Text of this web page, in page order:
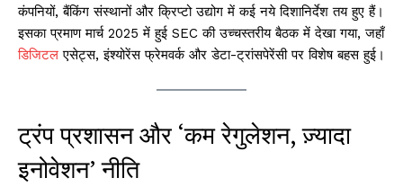
कंपनियों, बैंकिंग संस्थानों और क्रिप्टो उद्योग में कई नये दिशानिर्देश तय हुए हैं।
इसका प्रमाण मार्च 2025 में हुई SEC की उच्चस्तरीय बैठक में देखा गया, जहाँ
डिजिटल एसेट्स, इंश्योरेंस फ्रेमवर्क और डेटा-ट्रांसपेरेंसी पर विशेष बहस हुई।
ट्रंप प्रशासन और ‘कम रेगुलेशन, ज़्यादा
इनोवेशन’ नीति